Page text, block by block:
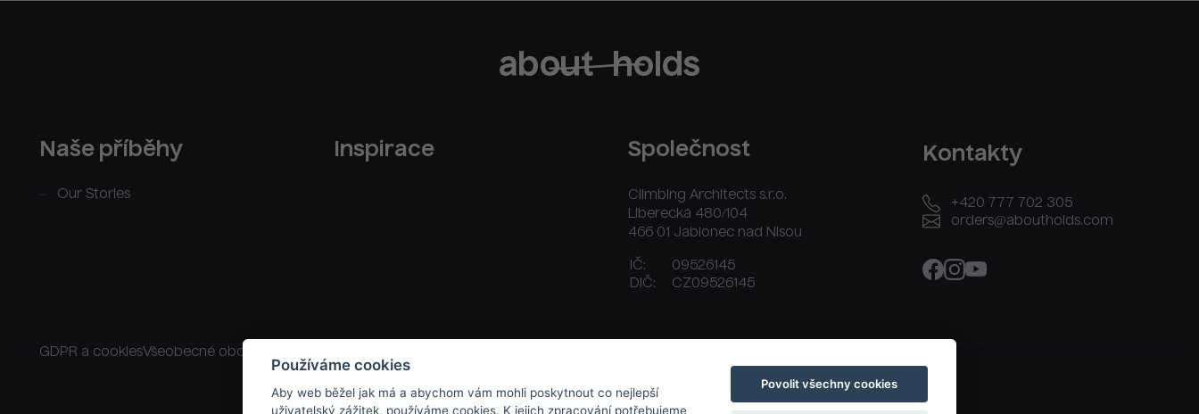
Naše příběhy
Our Stories
Inspirace Společnost
Climbing Architects s.r.o.
Liberecká 480/104
466 01 Jablonec nad Nisou
IČ:
09526145
DIČ:
CZ09526145
Kontakty
+420 777 702 305
orders@aboutholds.com
GDPR a cookiesVšeobecné obchodní podmínky
Používáme cookies
Aby web běžel jak má a abychom vám mohli poskytnout co nejlepší
uživatelský zážitek, používáme cookies. K jejich zpracování potřebujeme
Povolit všechny cookies